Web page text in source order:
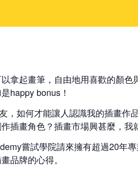
拿起畫筆，自由地用喜歡的顏
happy bonus！
，如何才能讓人認識我的插畫作
插畫角色？插畫市場興甚麼，我
嘗試學院請來擁有超過20年
品牌的心得。